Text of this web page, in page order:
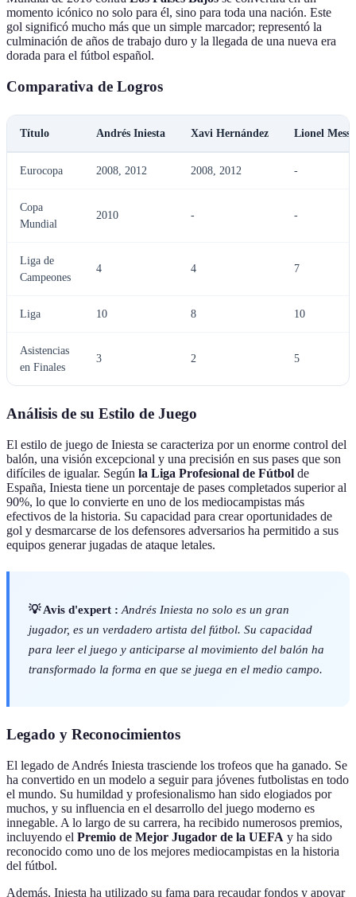
momento icónico no solo para él, sino para toda una nación. Este
gol significó mucho más que un simple marcador; representó la
culminación de años de trabajo duro y la llegada de una nueva era
dorada para el fútbol español.
Comparativa de Logros
Título Andrés Iniesta Xavi Hernández Lionel Messi
Eurocopa 2008, 2012 2008, 2012 -
Copa
Mundial
2010 - -
Liga de
Campeones
4 4 7
Liga 10 8 10
Asistencias
en Finales
3 2 5
Análisis de su Estilo de Juego
El estilo de juego de Iniesta se caracteriza por un enorme control del
balón, una visión excepcional y una precisión en sus pases que son
difíciles de igualar. Según la Liga Profesional de Fútbol de
España, Iniesta tiene un porcentaje de pases completados superior al
90%, lo que lo convierte en uno de los mediocampistas más
efectivos de la historia. Su capacidad para crear oportunidades de
gol y desmarcarse de los defensores adversarios ha permitido a sus
equipos generar jugadas de ataque letales.
💡 Avis d'expert : Andrés Iniesta no solo es un gran
jugador, es un verdadero artista del fútbol. Su capacidad
para leer el juego y anticiparse al movimiento del balón ha
transformado la forma en que se juega en el medio campo.
Legado y Reconocimientos
El legado de Andrés Iniesta trasciende los trofeos que ha ganado. Se
ha convertido en un modelo a seguir para jóvenes futbolistas en todo
el mundo. Su humildad y profesionalismo han sido elogiados por
muchos, y su influencia en el desarrollo del juego moderno es
innegable. A lo largo de su carrera, ha recibido numerosos premios,
incluyendo el Premio de Mejor Jugador de la UEFA y ha sido
reconocido como uno de los mejores mediocampistas en la historia
del fútbol.
Además, Iniesta ha utilizado su fama para recaudar fondos y apoyar